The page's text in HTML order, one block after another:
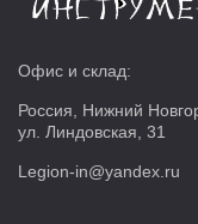
Офис и склад:
Россия, Нижний
ул. Линдовская, 31
Legion-in@yandex.ru